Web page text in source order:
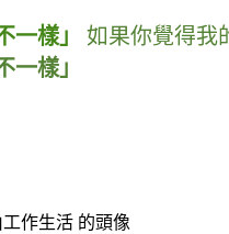
如果你覺得我